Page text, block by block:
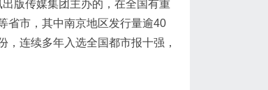
版传媒集团主办的，在全国有重
省市，其中南京地区发行量逾40
连续多年入选全国都市报十强，